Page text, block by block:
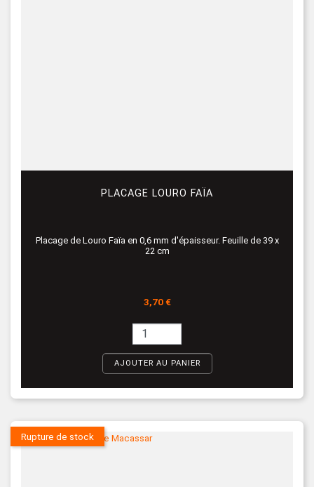
PLACAGE LOURO FAÏA
Placage de Louro Faïa en 0,6 mm d'épaisseur. Feuille de 39 x
22 cm
Prix
3,70 €
AJOUTER AU PANIER
Rupture de stock